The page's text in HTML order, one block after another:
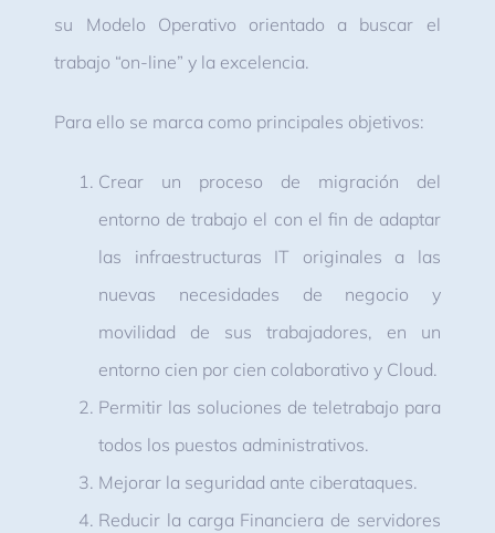
su Modelo Operativo orientado a buscar el
trabajo “on-line” y la excelencia.
Para ello se marca como principales objetivos:
Crear un proceso de migración del
entorno de trabajo el con el fin de adaptar
las infraestructuras IT originales a las
nuevas necesidades de negocio y
movilidad de sus trabajadores, en un
entorno cien por cien colaborativo y Cloud.
Permitir las soluciones de teletrabajo para
todos los puestos administrativos.
Mejorar la seguridad ante ciberataques.
Reducir la carga Financiera de servidores